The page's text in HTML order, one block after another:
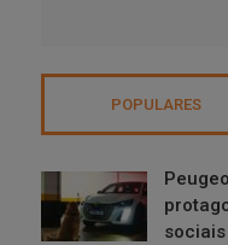
POPULARES
sociais